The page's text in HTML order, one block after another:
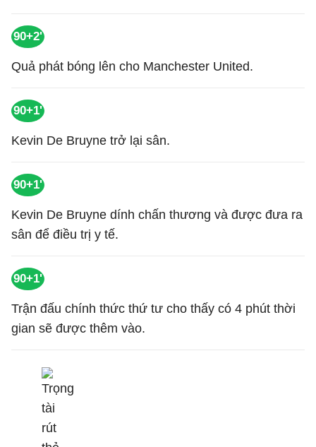
90+2'
Quả phát bóng lên cho Manchester United.
90+1'
Kevin De Bruyne trở lại sân.
90+1'
Kevin De Bruyne dính chấn thương và được đưa ra
sân để điều trị y tế.
90+1'
Trận đấu chính thức thứ tư cho thấy có 4 phút thời
gian sẽ được thêm vào.